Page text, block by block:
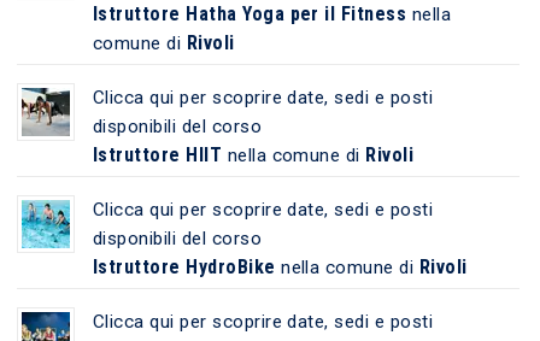
Istruttore Hatha Yoga per il Fitness nella
comune di Rivoli
Clicca qui per scoprire date, sedi e posti
disponibili del corso
Istruttore HIIT nella comune di Rivoli
Clicca qui per scoprire date, sedi e posti
disponibili del corso
Istruttore HydroBike nella comune di Rivoli
Clicca qui per scoprire date, sedi e posti